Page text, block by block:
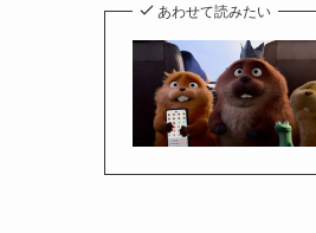
あわせて読みたい